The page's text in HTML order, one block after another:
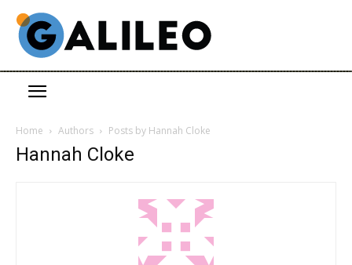
Home Authors Posts by Hannah Cloke
Hannah Cloke